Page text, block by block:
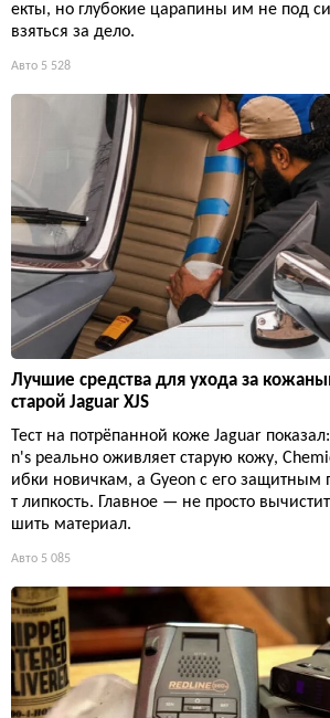
екты, но глубокие царапины им не под
взяться за дело.
Авто 5 528
Лучшие средства для ухода за
старой Jaguar XJS
Тест на потрёпанной коже Jaguar
n's реально оживляет старую кожу,
ибки новичкам, а Gyeon с его защитным
т липкость. Главное — не просто
шить материал.
Авто 5 085